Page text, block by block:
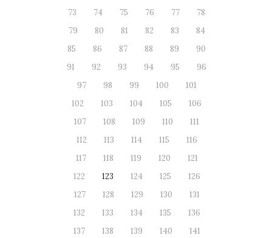
73
74 75 76 77
78
79
80 81 82 83
84
85
86 87 88 89
90
91
92 93 94 95
96
97
98 99 100
101
102
103 104 105
106
107
108 109 110
111
112
113 114 115
116
117
118 119 120
121
122
123 124 125
126
127
128 129 130
131
132
133 134 135
136
137
138 139 140
141